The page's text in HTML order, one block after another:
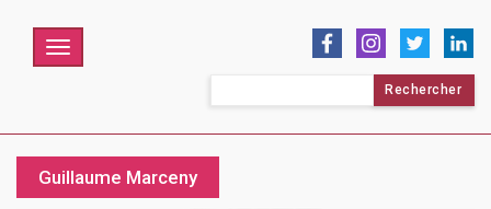
Menu
Guillaume Marceny